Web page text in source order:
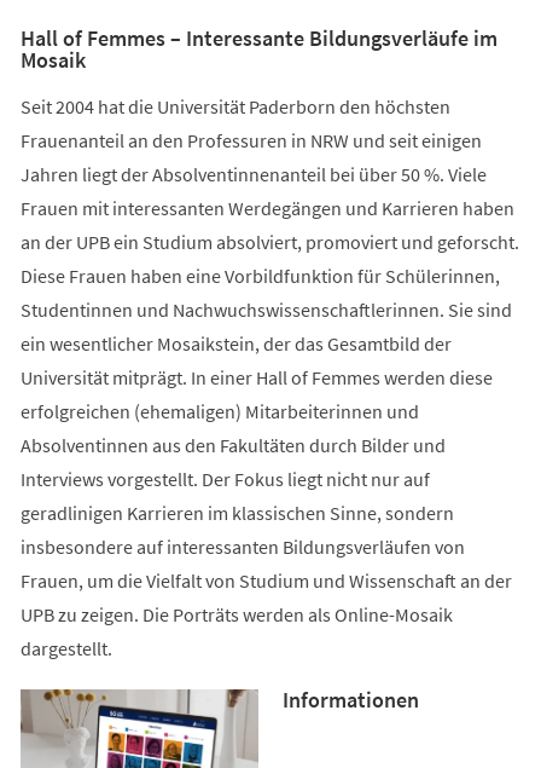
Hall of Femmes – Interessante Bildungsverläufe im
Mosaik
Seit 2004 hat die Universität Paderborn den höchsten
Frauenanteil an den Professuren in NRW und seit einigen
Jahren liegt der Absolventinnenanteil bei über 50 %. Viele
Frauen mit interessanten Werdegängen und Karrieren haben
an der UPB ein Studium absolviert, promoviert und geforscht.
Diese Frauen haben eine Vorbildfunktion für Schülerinnen,
Studentinnen und Nachwuchswissenschaftlerinnen. Sie sind
ein wesentlicher Mosaikstein, der das Gesamtbild der
Universität mitprägt. In einer Hall of Femmes werden diese
erfolgreichen (ehemaligen) Mitarbeiterinnen und
Absolventinnen aus den Fakultäten durch Bilder und
Interviews vorgestellt. Der Fokus liegt nicht nur auf
geradlinigen Karrieren im klassischen Sinne, sondern
insbesondere auf interessanten Bildungsverläufen von
Frauen, um die Vielfalt von Studium und Wissenschaft an der
UPB zu zeigen. Die Porträts werden als Online-Mosaik
dargestellt.
Informationen